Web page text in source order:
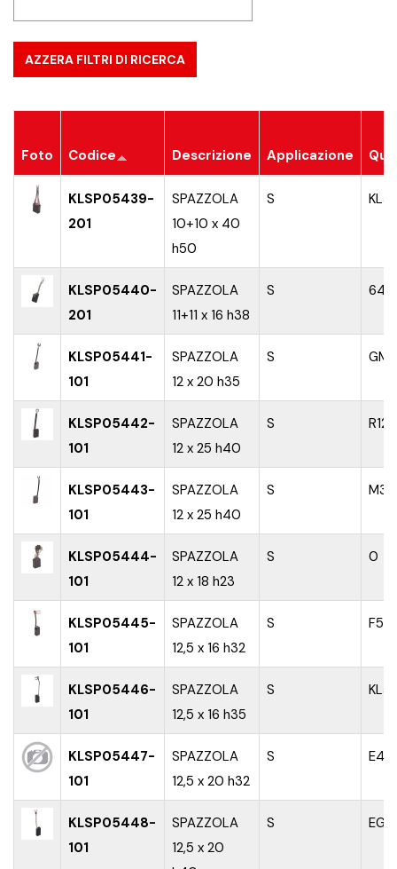
Foto Codice Descrizione Applicazione
KLSP05439-
201
SPAZZOLA
10+10 x 40
h50
S
KLSP05440-
201
SPAZZOLA
11+11 x 16 h38
S 641
KLSP05441-
101
SPAZZOLA
12 x 20 h35
S GM7
KLSP05442-
101
SPAZZOLA
12 x 25 h40
S R12N
KLSP05443-
101
SPAZZOLA
12 x 25 h40
S M3
KLSP05444-
101
SPAZZOLA
12 x 18 h23
S 0
KLSP05445-
101
SPAZZOLA
12,5 x 16 h32
S F51
KLSP05446-
101
SPAZZOLA
12,5 x 16 h35
S
KLSP05447-
101
SPAZZOLA
12,5 x 20 h32
S E43
KLSP05448-
101
SPAZZOLA
12,5 x 20
S